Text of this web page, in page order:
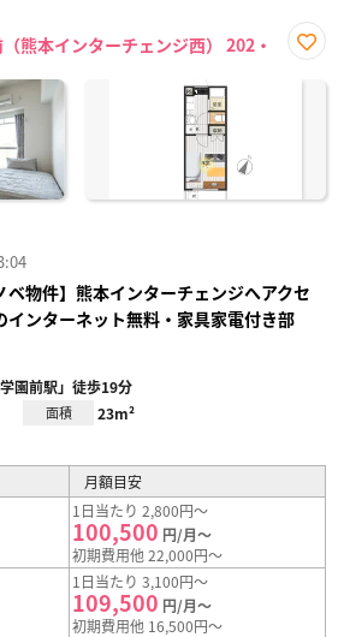
熊本インターチェンジ西） 202・
に入
ベ物件】熊本インターチェンジへアクセ
インターネット無料・家具家電付き部
園前駅」徒歩19分
面積 23m²
月額目安
1日当たり 2,800円～
100,500 円/月～
初期費用他 22,000円～
1日当たり 3,100円～
109,500 円/月～
初期費用他 16,500円～